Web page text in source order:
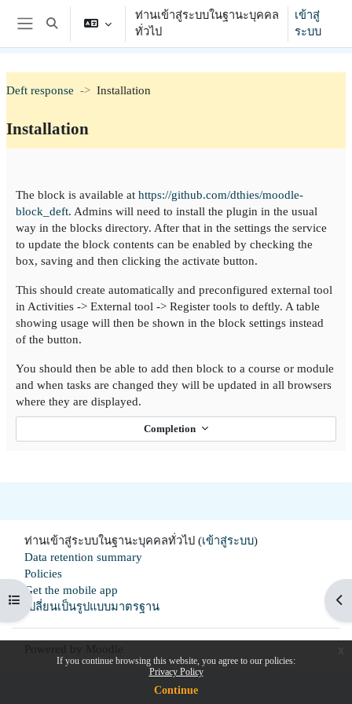
ข้ามไปที่เนื้อหาหลัก
If you continue browsing this website, you agree to our policies:
Privacy Policy
Continue
Side panel
Toggle search input
ท่านเข้าสู่ระบบในฐานะบุคคล
ทั่วไป
เข้าสู่
ระบบ
Open course index
Deft response Installation
Installation
Completion
The block is available at https://github.com/dthies/moodle-
block_deft. Admins will need to install the plugin in the usual
way in the blocks directory. After that in the settings the service
to update the block contents can be enabled by checking the
box, saving and then clicking the activate button.
This should create automatically and preconfigured external tool
in Activities -> External tool -> Register tools to deftly. A table
showing usage will then be shown in the block settings instead
of the button.
You should then be able to add then block to a course or module
and when tasks are changed they will be updated in all browsers
where they are displayed.
ท่านเข้าสู่ระบบในฐานะบุคคลทั่วไป (เข้าสู่ระบบ)
Data retention summary
Policies
Get the mobile app
เปลี่ยนเป็นรูปแบบมาตรฐาน
Moodle